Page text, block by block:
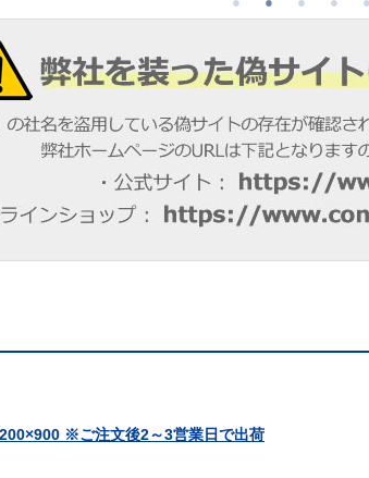
※ご注文後2～3営業日で出荷